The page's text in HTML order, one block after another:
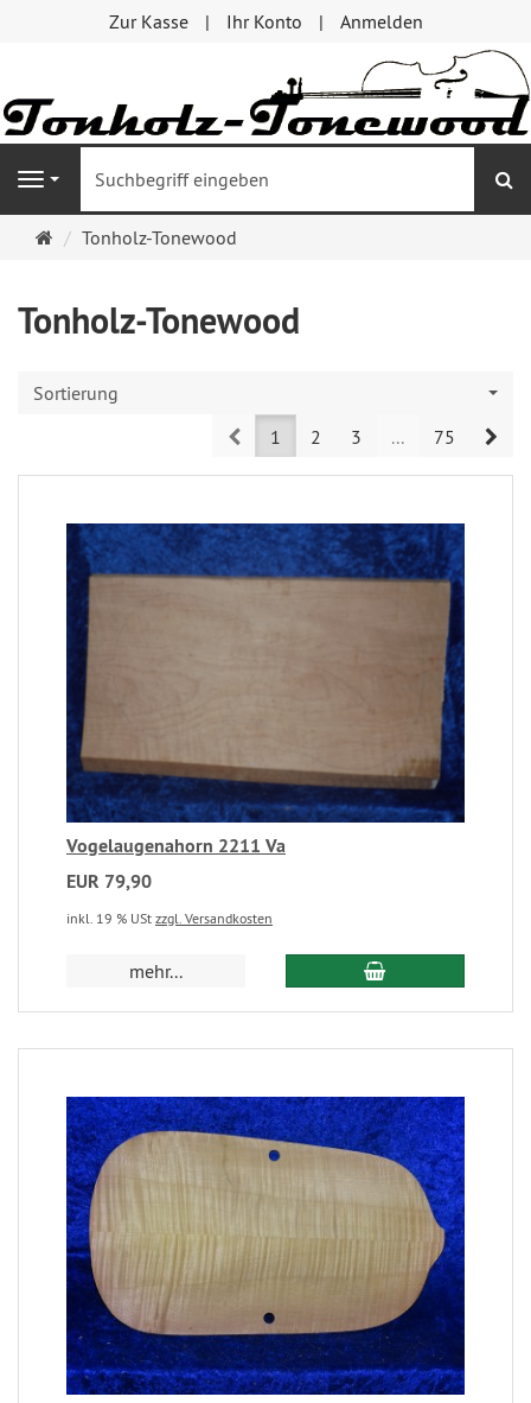
Zur Kasse Ihr Konto Anmelden
Navigation
Startseite
Tonholz-Tonewood
Tonholz-Tonewood
Sortierung
Prev1 2 3 ... 75
Vogelaugenahorn 2211 Va
EUR 79,90
inkl. 19 % USt zzgl. Versandkosten
mehr...